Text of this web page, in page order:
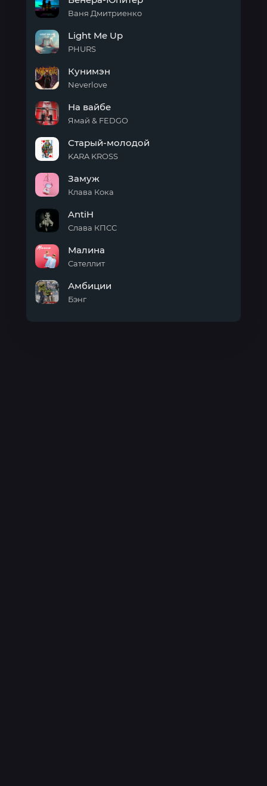
Юпитер
Ваня Дмитриенко
Me
Up
Light Me Up
PHURS
Кунимэн
Neverlove
вайбе
На вайбе
Ямай & FEDGO
молодой
Старый-молодой
KARA KROSS
Замуж
Клава Кока
AntiH
Слава КПСС
Малина
Сателлит
Амбиции
Бэнг